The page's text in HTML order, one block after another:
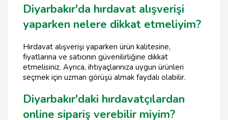
Diyarbakır'da hırdavat alışverişi
yaparken nelere dikkat etmeliyim?
Hırdavat alışverişi yaparken ürün kalitesine,
fiyatlarına ve satıcının güvenilirliğine dikkat
etmelisiniz. Ayrıca, ihtiyaçlarınıza uygun ürünleri
seçmek için uzman görüşü almak faydalı olabilir.
Diyarbakır'daki hırdavatçılardan
online sipariş verebilir miyim?